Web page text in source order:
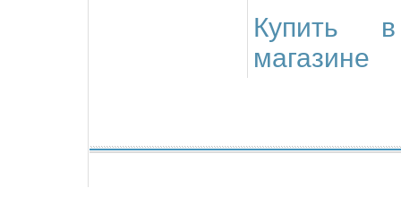
Купить
магазине